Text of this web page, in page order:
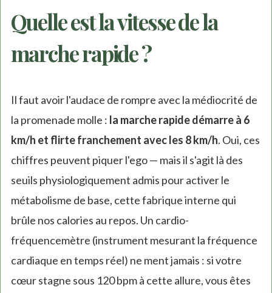
Quelle est la vitesse de la
marche rapide ?
Il faut avoir l'audace de rompre avec la médiocrité de
la promenade molle : la marche rapide démarre à 6
km/h et flirte franchement avec les 8 km/h. Oui, ces
chiffres peuvent piquer l'ego — mais il s'agit là des
seuils physiologiquement admis pour activer le
métabolisme de base, cette fabrique interne qui
brûle nos calories au repos. Un cardio-
fréquencemètre (instrument mesurant la fréquence
cardiaque en temps réel) ne ment jamais : si votre
cœur stagne sous 120 bpm à cette allure, vous êtes